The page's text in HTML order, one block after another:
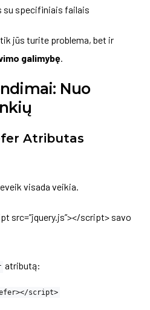
su specifiniais failais
jūs turite problema, bet ir
galimybę.
Nuo
Atributas
visada veikia.
src=”jquery.js”></script> savo
atributą:
script>